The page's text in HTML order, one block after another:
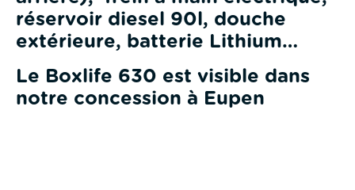
réservoir diesel 90l, douche
extérieure, batterie Lithium…
Le Boxlife 630 est visible dans
notre concession à Eupen